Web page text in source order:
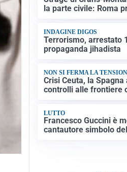
la parte civile: Roma
INDAGINE DIGOS
Terrorismo, arrestato
propaganda jihadista
NON SI FERMA LA
Crisi Ceuta, la Spagna
controlli alle frontiere
LUTTO
Francesco Guccini è
cantautore simbolo